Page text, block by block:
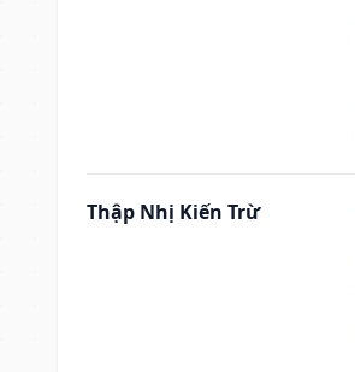
Thập Nhị Kiến Trừ